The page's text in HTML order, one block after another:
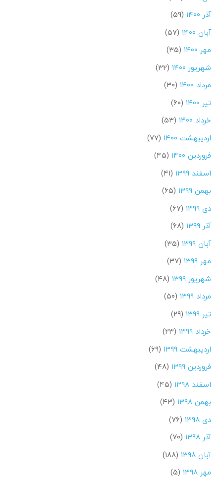
آذر ۱۴۰۰
(۵۹)
آبان ۱۴۰۰
(۵۷)
مهر ۱۴۰۰
(۳۵)
شهریور ۱۴۰۰
(۳۲)
مرداد ۱۴۰۰
(۳۰)
تیر ۱۴۰۰
(۶۰)
خرداد ۱۴۰۰
(۵۳)
اردیبهشت ۱۴۰۰
(۷۷)
فروردین ۱۴۰۰
(۴۵)
اسفند ۱۳۹۹
(۴۱)
بهمن ۱۳۹۹
(۶۵)
دی ۱۳۹۹
(۶۷)
آذر ۱۳۹۹
(۶۸)
آبان ۱۳۹۹
(۳۵)
مهر ۱۳۹۹
(۳۷)
شهریور ۱۳۹۹
(۴۸)
مرداد ۱۳۹۹
(۵۰)
تیر ۱۳۹۹
(۲۹)
خرداد ۱۳۹۹
(۲۳)
اردیبهشت ۱۳۹۹
(۶۹)
فروردین ۱۳۹۹
(۴۸)
اسفند ۱۳۹۸
(۴۵)
بهمن ۱۳۹۸
(۴۳)
دی ۱۳۹۸
(۷۶)
آذر ۱۳۹۸
(۷۰)
آبان ۱۳۹۸
(۱۸۸)
مهر ۱۳۹۸
(۵)